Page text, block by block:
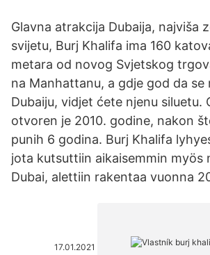
Glavna atrakcija Dubaija, najviša
svijetu, Burj Khalifa ima 160
metara od novog Svjetskog
na Manhattanu, a gdje god da se
Dubaiju, vidjet ćete njenu siluetu.
otvoren je 2010. godine, nakon
punih 6 godina. Burj Khalifa
jota kutsuttiin aikaisemmin myös
Dubai, alettiin rakentaa vuonna
17.01.2021